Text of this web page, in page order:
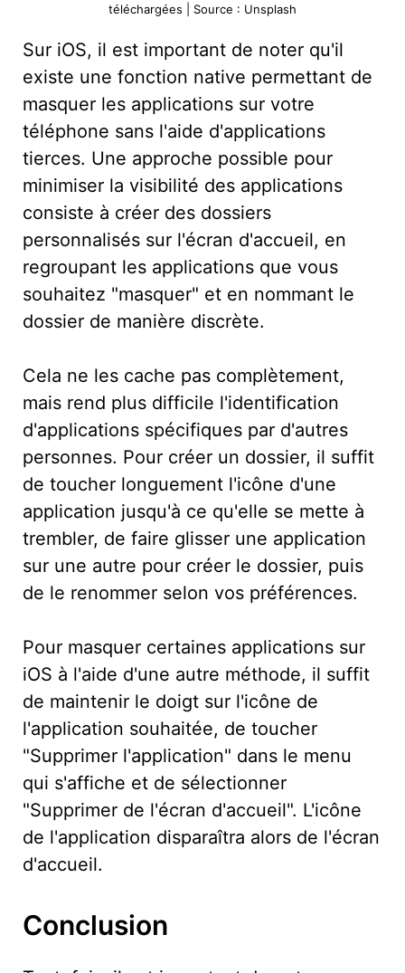
téléchargées | Source : Unsplash
Sur iOS, il est important de noter qu'il
existe une fonction native permettant de
masquer les applications sur votre
téléphone sans l'aide d'applications
tierces. Une approche possible pour
minimiser la visibilité des applications
consiste à créer des dossiers
personnalisés sur l'écran d'accueil, en
regroupant les applications que vous
souhaitez "masquer" et en nommant le
dossier de manière discrète.
Cela ne les cache pas complètement,
mais rend plus difficile l'identification
d'applications spécifiques par d'autres
personnes. Pour créer un dossier, il suffit
de toucher longuement l'icône d'une
application jusqu'à ce qu'elle se mette à
trembler, de faire glisser une application
sur une autre pour créer le dossier, puis
de le renommer selon vos préférences.
Pour masquer certaines applications sur
iOS à l'aide d'une autre méthode, il suffit
de maintenir le doigt sur l'icône de
l'application souhaitée, de toucher
"Supprimer l'application" dans le menu
qui s'affiche et de sélectionner
"Supprimer de l'écran d'accueil". L'icône
de l'application disparaîtra alors de l'écran
d'accueil.
Conclusion